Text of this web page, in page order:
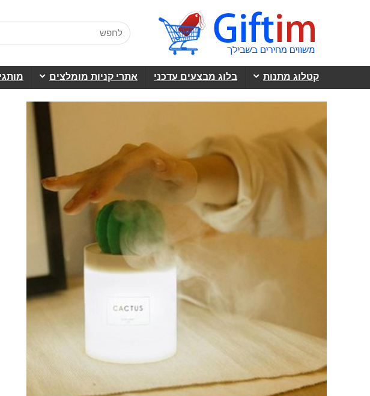
קטלוג מתנות בלוג מבצעים עדכני אתרי קניות מומלצים